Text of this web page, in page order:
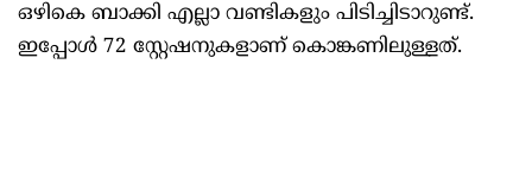
ഒഴികെ ബാക്കി എല്ലാ വണ്ടികളും പിടിച്ചിടാറുണ്ട്.
ഇപ്പോള്‍ 72 സ്റ്റേഷനുകളാണ് കൊങ്കണിലുള്ളത്.